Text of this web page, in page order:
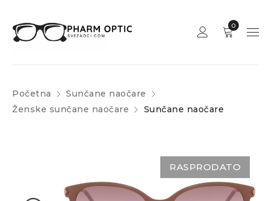
0
Početna
Sunčane naočare
Ženske sunčane naočare
Sunčane naočare
RASPRODATO